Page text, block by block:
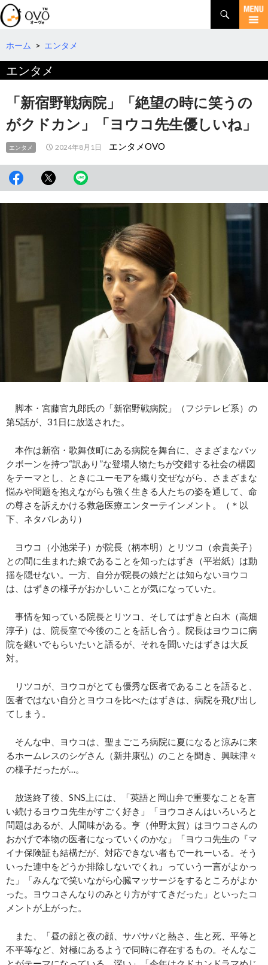
検
索
コ
テ
へ
ホーム > エンタメ
エンタメ
「新宿野戦病院」「絶望の時に笑うの
がクドカン」「ヨウコ先生優しいね」
エンタメ 2024年8月1日 エンタメOVO
脚本・宮藤官九郎氏の「新宿野戦病院」（フジテレビ系）の
第5話が、31日に放送された。
本作は新宿・歌舞伎町にある病院を舞台に、さまざまなバッ
クボーンを持つ“訳あり”な登場人物たちが交錯する社会の構図
をテーマとし、ときにユーモアを織り交ぜながら、さまざまな
悩みや問題を抱えながらも強く生きる人たちの姿を通して、命
の尊さを訴えかける救急医療エンターテインメント。（＊以
下、ネタバレあり）
ヨウコ（小池栄子）が院長（柄本明）とリツコ（余貴美子）
との間に生まれた娘であることを知ったはずき（平岩紙）は動
揺を隠せない。一方、自分が院長の娘だとは知らないヨウコ
は、はずきの様子がおかしいことが気になっていた。
事情を知っている院長とリツコ、そしてはずきと白木（高畑
淳子）は、院長室で今後のことを話し合う。院長はヨウコに病
院を継いでもらいたいと語るが、それを聞いたはずきは大反
対。
リツコが、ヨウコがとても優秀な医者であることを語ると、
医者ではない自分とヨウコを比べたはずきは、病院を飛び出し
てしまう。
そんな中、ヨウコは、聖まごころ病院に夏になると涼みに来
るホームレスのシゲさん（新井康弘）のことを聞き、興味津々
の様子だったが…。
放送終了後、SNS上には、「英語と岡山弁で重要なことを言
い続けるヨウコ先生がすごく好き」「ヨウコさんはいろいろと
問題はあるが、人間味がある。亨（仲野太賀）はヨウコさんの
おかげで本物の医者になっていくのかな」「ヨウコ先生の『マ
イナ保険証も結構だが、対応できない者もでーれーいる。そう
いった連中をどうか排除しないでくれ』っていう一言がよかっ
た」「みんなで笑いながら心臓マッサージをするところがよか
った。ヨウコさんなりのみとり方がすてきだった」といったコ
メントが上がった。
また、「昼の顔と夜の顔、サバサバと熱さ、生と死、平等と
不平等など、対極にあるようで同時に存在するもの。そんなこ